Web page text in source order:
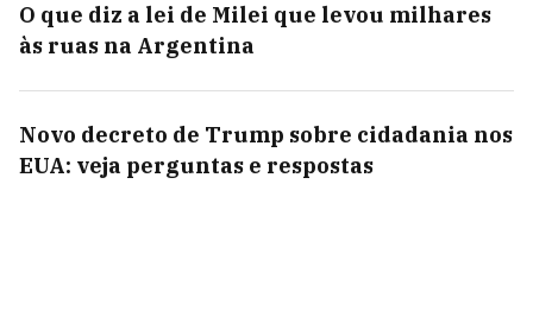
O que diz a lei de Milei que levou milhares
às ruas na Argentina
Novo decreto de Trump sobre cidadania nos
EUA: veja perguntas e respostas